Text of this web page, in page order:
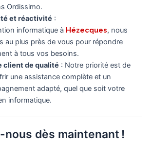
Ordissimo.
et réactivité :
informatique à Hézecques, nous
au plus près de vous pour répondre
à tous vos besoins.
client de qualité : Notre priorité est de
une assistance complète et un
adapté, quel que soit votre
informatique.
dès maintenant !